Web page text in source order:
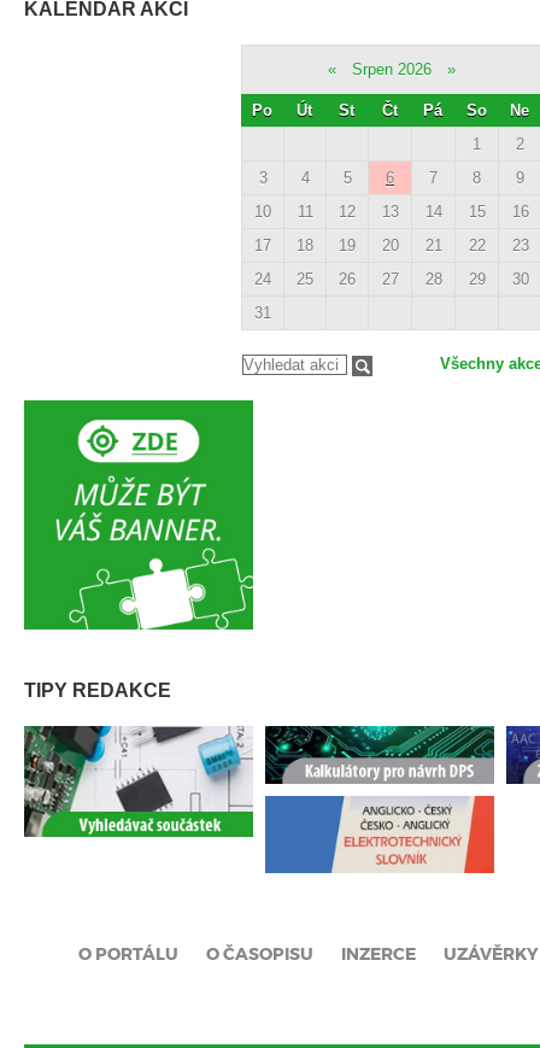
KALENDÁŘ AKCÍ
« Srpen 2026 »
Po Út St Čt Pá So
Ne
1
2
3
4 5 6 7 8
9
10
11 12 13 14 15
16
17
18 19 20 21 22
23
24
25 26 27 28 29
30
31
Všechny
TIPY REDAKCE
O PORTÁLU O ČASOPISU INZERCE UZÁVĚRKY